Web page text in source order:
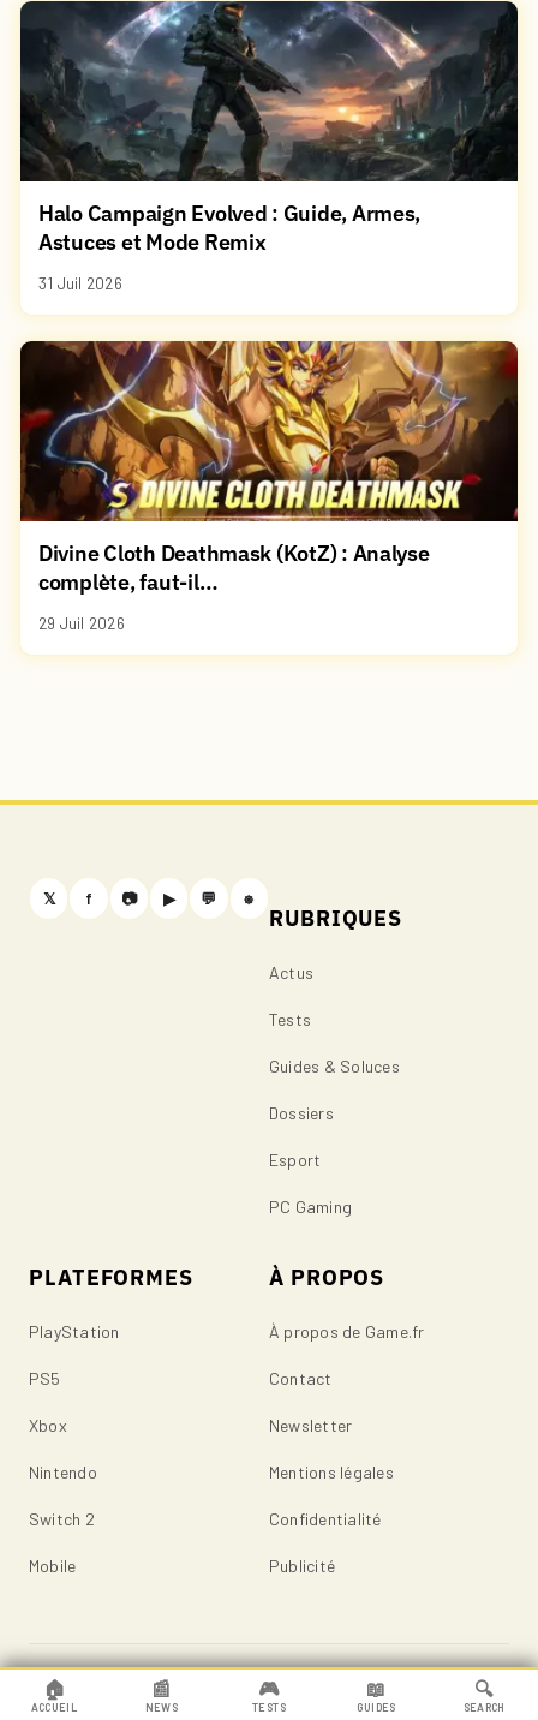
Halo Campaign Evolved : Guide, Armes,
Astuces et Mode Remix
31 Juil 2026
Divine Cloth Deathmask (KotZ) : Analyse
complète, faut-il…
29 Juil 2026
𝕏 f 📷 ▶ 💬 ⎈
RUBRIQUES
Actus
Tests
Guides & Soluces
Dossiers
Esport
PC Gaming
PLATEFORMES
PlayStation
PS5
Xbox
Nintendo
Switch 2
Mobile
À PROPOS
À propos de Game.fr
Contact
Newsletter
Mentions légales
Confidentialité
Publicité
© 2026 Game.fr — Tous droits réservés.
🏠
ACCUEIL
📰
NEWS
🎮
TESTS
📖
GUIDES
🔍
SEARCH